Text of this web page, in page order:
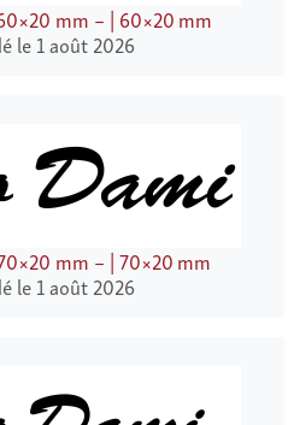
mm – | 60×20 mm
le 1 août 2026
mm – | 70×20 mm
le 1 août 2026